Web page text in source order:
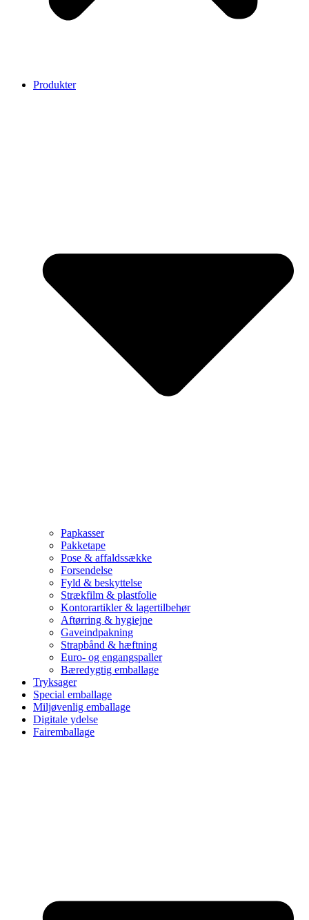
Produkter
Papkasser
Pakketape
Pose & affaldssække
Forsendelse
Fyld & beskyttelse
Strækfilm & plastfolie
Kontorartikler & lagertilbehør
Aftørring & hygiejne
Gaveindpakning
Strapbånd & hæftning
Euro- og engangspaller
Bæredygtig emballage
Tryksager
Special emballage
Miljøvenlig emballage
Digitale ydelse
Fairemballage